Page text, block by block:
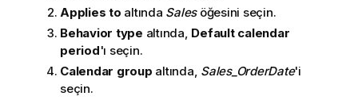
Applies to altında Salesöğesini seçin.
Behavior type altında, Default calendar
period'ı seçin.
Calendar group altında, Sales_OrderDate'i
seçin.